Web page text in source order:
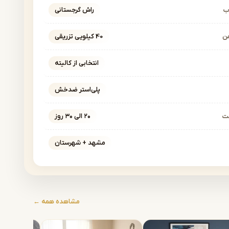
راش گرجستانی
40 کیلویی تزریقی
انتخابی از کالیته
پلی‌استر ضدخش
۲۰ الی ۳۰ روز
مشهد + شهرستان
مشاهده همه ←